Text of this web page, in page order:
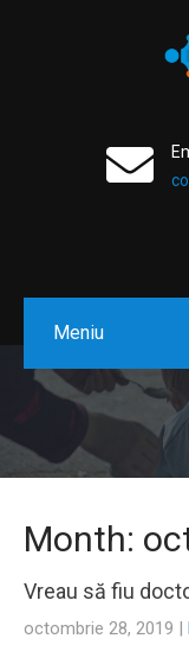
Meniu
Month:
Vreau să fiu
octombrie 28, 2019 |